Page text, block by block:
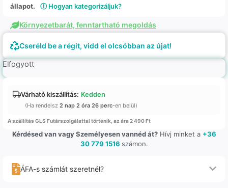
állapot.
ⓘ Hogyan kategorizáljuk?
Környezetbarát, fenntartható megoldás
Cseréld be a régit, vidd el olcsóbban az újat!
Elfogyott
Várható kiszállítás: Kedden
(Ha rendelsz 2 nap 2 óra 26 perc-en belül)
A szállítás GLS Futárszolgálattal történik, az ára 2 490 Ft
Kérdésed van vagy Személyesen vannéd át?Hívj minket a +36
30 779 1516 számon.
ÁFA-s számlát szeretnél?